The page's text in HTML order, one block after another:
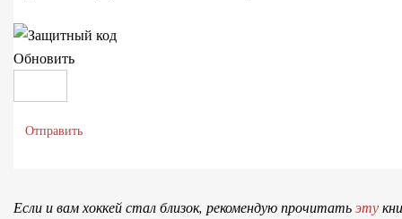
Обновить
Отправить
Если и вам хоккей стал близок, рекомендую прочитатьэту